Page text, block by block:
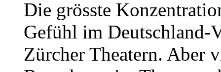
Die grösste
Gefühl im Deutschland-
Zürcher Theatern. Aber